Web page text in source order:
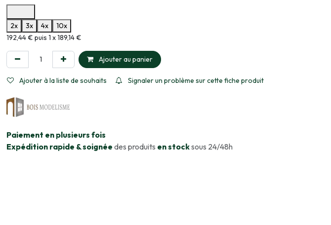
2x
3x 4x
10x
Informations sur le plan de paiement sélectionné
192,44 € puis 1 x 189,14 €
Ajouter au panier
Ajouter à la liste de souhaits Signaler un problème sur cette fiche produit
​Paiement en plusieurs fois
Expédition rapide & soignée des produits en stocksous 24/48h